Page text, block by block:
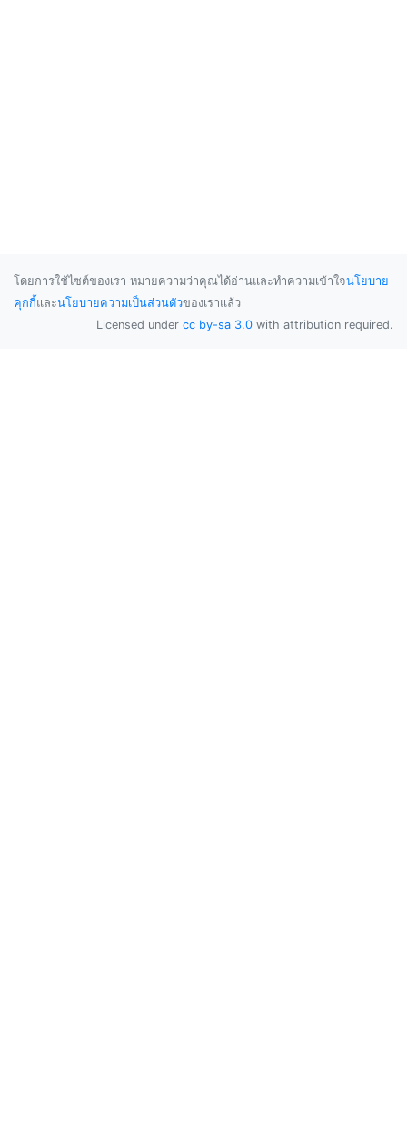
โดยการใช้ไซต์ของเรา หมายความว่าคุณได้อ่านและทำความเข้าใจนโยบาย
คุกกี้และนโยบายความเป็นส่วนตัวของเราแล้ว
Licensed under cc by-sa 3.0 with attribution required.